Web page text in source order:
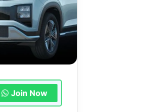
Join Now